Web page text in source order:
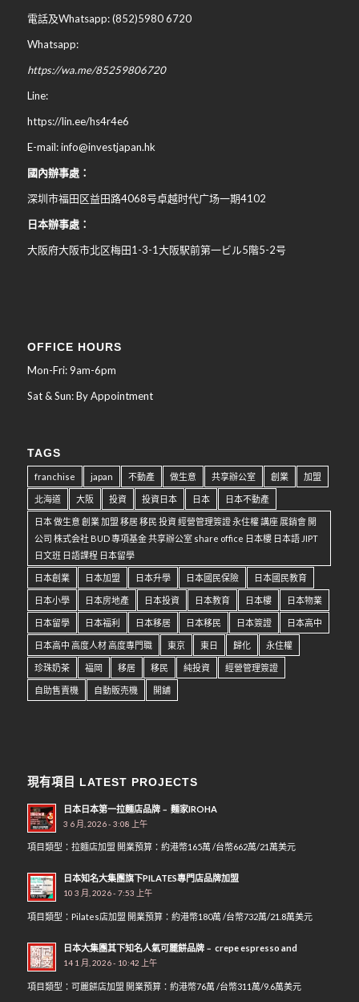
電話及Whatsapp: (852)5980 6720
Whatsapp:
https://wa.me/85259806720
Line:
https://lin.ee/hs4r4e6
E-mail: info@investjapan.hk
國內辦事處：
深圳市福田区益田路4068号卓越时代广场一期4102
日本辦事處：
大阪府大阪市北区梅田1-3-1大阪駅前第一ビル5階5-2号
OFFICE HOURS
Mon-Fri: 9am-6pm
Sat & Sun: By Appointment
TAGS
franchise japan 不動產 做生意 共享辦公室 創業 加盟
北海道 大阪 投資 投資日本 日本 日本不動產
日本 做生意 創業 加盟 移居 移民 投資 經營管理簽證 永住權 講座 展銷會 開
公司 株式会社 BUD 專項基金 共享辦公室 share office 日本樓 日本語 JIPT
日文班 日語課程 日本留學
日本創業 日本加盟 日本升學 日本國民保險 日本國民教育
日本小學 日本房地產 日本投資 日本教育 日本樓 日本物業
日本留學 日本福利 日本移居 日本移民 日本簽證 日本高中
日本高中 高度人材 高度專門職 東京 東日 歸化 永住權
珍珠奶茶 福岡 移居 移民 純投資 經營管理簽證
自助售賣機 自動販売機 開舖
現有項目 LATEST PROJECTS
日本日本第一拉麵店品牌﹣ 麵家IROHA
3 6 月, 2026 - 3:08 上午
項目類型：拉麵店加盟 開業預算：約港幣165萬 /台幣662萬/21萬美元
日本知名大集團旗下PILATES專門店品牌加盟
10 3 月, 2026 - 7:53 上午
項目類型：Pilates店加盟 開業預算：約港幣180萬 /台幣732萬/21.8萬美元
日本大集團其下知名人氣可麗餅品牌﹣ crepe espresso and
14 1 月, 2026 - 10:42 上午
項目類型：可麗餅店加盟 開業預算：約港幣76萬 /台幣311萬/9.6萬美元